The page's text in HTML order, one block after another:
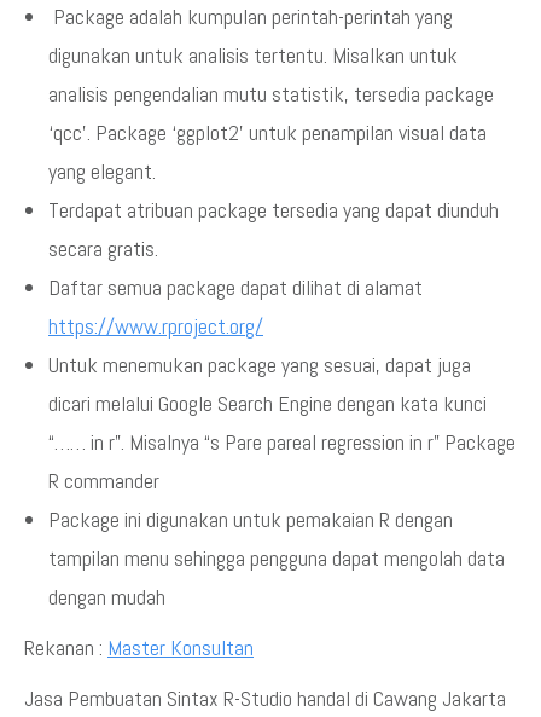
Package adalah kumpulan perintah-perintah yang
digunakan untuk analisis tertentu. Misalkan untuk
analisis pengendalian mutu statistik, tersedia package
‘qcc’. Package ‘ggplot2’ untuk penampilan visual data
yang elegant.
Terdapat atribuan package tersedia yang dapat diunduh
secara gratis.
Daftar semua package dapat dilihat di alamat
https://www.rproject.org/
Untuk menemukan package yang sesuai, dapat juga
dicari melalui Google Search Engine dengan kata kunci
“…… in r”. Misalnya “s Pare pareal regression in r” Package
R commander
Package ini digunakan untuk pemakaian R dengan
tampilan menu sehingga pengguna dapat mengolah data
dengan mudah
Rekanan : Master Konsultan
Jasa Pembuatan Sintax R-Studio handal di Cawang Jakarta